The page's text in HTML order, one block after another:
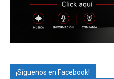
¡Síguenos en Facebook!